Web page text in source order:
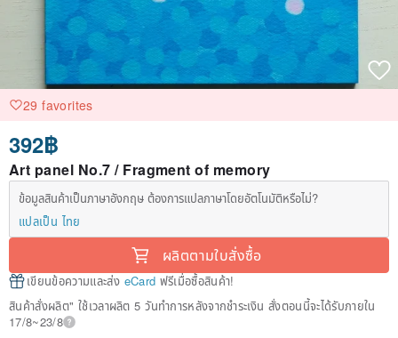
29 favorites
392฿
Art panel No.7 / Fragment of memory
ข้อมูลสินค้าเป็นภาษาอังกฤษ ต้องการแปลภาษาโดยอัตโนมัติหรือไม่?
แปลเป็น ไทย
ผลิตตามใบสั่งซื้อ
เขียนข้อความและส่ง eCard ฟรีเมื่อซื้อสินค้า!
สินค้าสั่งผลิต" ใช้เวลาผลิต 5 วันทำการหลังจากชำระเงิน สั่งตอนนี้จะได้รับภายใน
17/8~23/8